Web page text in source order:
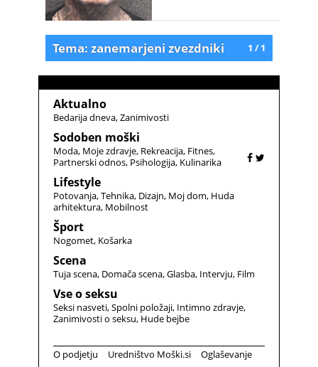
1 / 1
Tema: zanemarjeni zvezdniki
Aktualno
Bedarija dneva Zanimivosti
Sodoben moški
Moda Moje zdravje Rekreacija Fitnes
Partnerski odnos Psihologija Kulinarika
Lifestyle
Potovanja Tehnika Dizajn Moj dom Huda
arhitektura Mobilnost
Šport
Nogomet Košarka
Scena
Tuja scena Domača scena Glasba Intervju Film
Vse o seksu
Seksi nasveti Spolni položaji Intimno zdravje
Zanimivosti o seksu Hude bejbe
O podjetju Uredništvo Moški.si Oglaševanje